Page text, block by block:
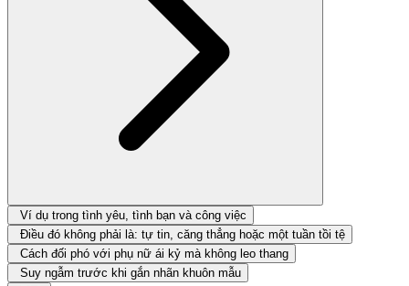
Ví dụ trong tình yêu, tình bạn và công việc
Điều đó không phải là: tự tin, căng thẳng hoặc một tuần tồi tệ
Cách đối phó với phụ nữ ái kỷ mà không leo thang
Suy ngẫm trước khi gắn nhãn khuôn mẫu